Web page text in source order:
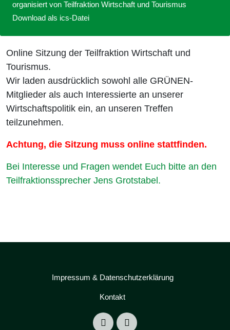
Online Sitzung der Teilfraktion Wirtschaft und
Tourismus.
Wir laden ausdrücklich sowohl alle GRÜNEN-
Mitglieder als auch Interessierte an unserer
Wirtschaftspolitik ein, an unseren Treffen
teilzunehmen.
Achtung, die Sitzung muss online stattfinden.
Bei Interesse und Fragen wendet Euch bitte an den
Teilfraktionssprecher Jens Grotstabel.
organisiert von Teilfraktion Wirtschaft und Tourismus
Download als ics-Datei
Impressum & Datenschutzerklärung
Kontakt